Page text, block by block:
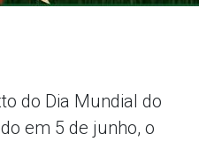
do Dia Mundial do
em 5 de junho, o